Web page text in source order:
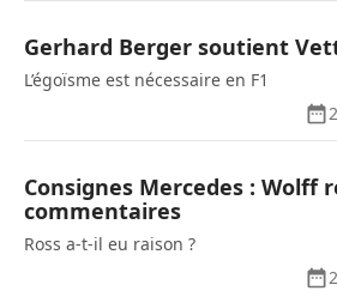
Gerhard Berger soutient
L’égoïsme est nécessaire en F1
Consignes Mercedes : Wolff
commentaires
Ross a-t-il eu raison ?